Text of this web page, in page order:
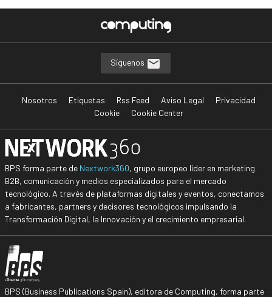
Síguenos
Nosotros Etiquetas Rss Feed Aviso Legal
Privacidad
Cookie
Cookie Center
BPS forma parte de Nextwork360, grupo europeo líder en marketing
B2B, comunicación y medios especializados para el mercado
tecnológico. A través de plataformas digitales y eventos, conectamos
a fabricantes, partners y decisores tecnológicos impulsando la
Transformación Digital, la Innovación y el crecimiento empresarial.
BPS (Business Publications Spain), editora de Computing, forma parte